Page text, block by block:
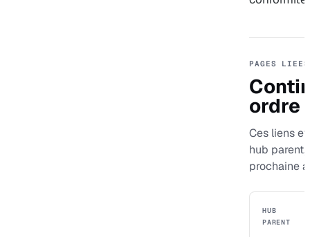
PAGES LIEES
ordre
Ces liens
hub
prochaine
HUB
PARENT